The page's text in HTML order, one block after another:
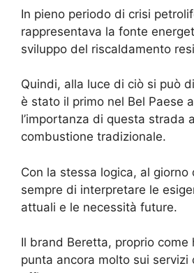
In pieno periodo di crisi
rappresentava la fonte
sviluppo del riscaldamento
Quindi, alla luce di ciò si può
è stato il primo nel Bel Paese
l’importanza di questa strada
combustione tradizionale.
Con la stessa logica, al giorno
sempre di interpretare le
attuali e le necessità future.
Il brand Beretta, proprio come
punta ancora molto sui